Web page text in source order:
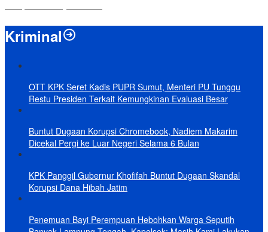
Kriminal
OTT KPK Seret Kadis PUPR Sumut, Menteri PU Tunggu
Restu Presiden Terkait Kemungkinan Evaluasi Besar
Buntut Dugaan Korupsi Chromebook, Nadiem Makarim
Dicekal Pergi ke Luar Negeri Selama 6 Bulan
KPK Panggil Gubernur Khofifah Buntut Dugaan Skandal
Korupsi Dana Hibah Jatim
Penemuan Bayi Perempuan Hebohkan Warga Seputih